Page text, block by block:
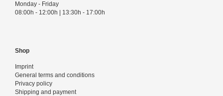
Monday - Friday
08:00h - 12:00h | 13:30h - 17:00h
Shop
Imprint
General terms and conditions
Privacy policy
Shipping and payment